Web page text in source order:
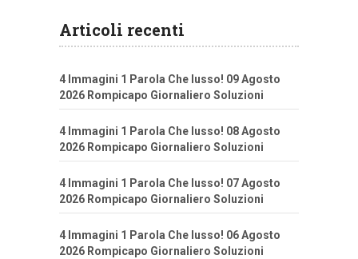
Articoli recenti
4 Immagini 1 Parola Che lusso! 09 Agosto
2026 Rompicapo Giornaliero Soluzioni
4 Immagini 1 Parola Che lusso! 08 Agosto
2026 Rompicapo Giornaliero Soluzioni
4 Immagini 1 Parola Che lusso! 07 Agosto
2026 Rompicapo Giornaliero Soluzioni
4 Immagini 1 Parola Che lusso! 06 Agosto
2026 Rompicapo Giornaliero Soluzioni